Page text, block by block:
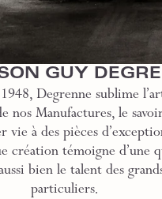
GUY
Degrenne sublime
nos Manufactures, le
à des pièces
création témoigne d’une
bien le talent des
particuliers.